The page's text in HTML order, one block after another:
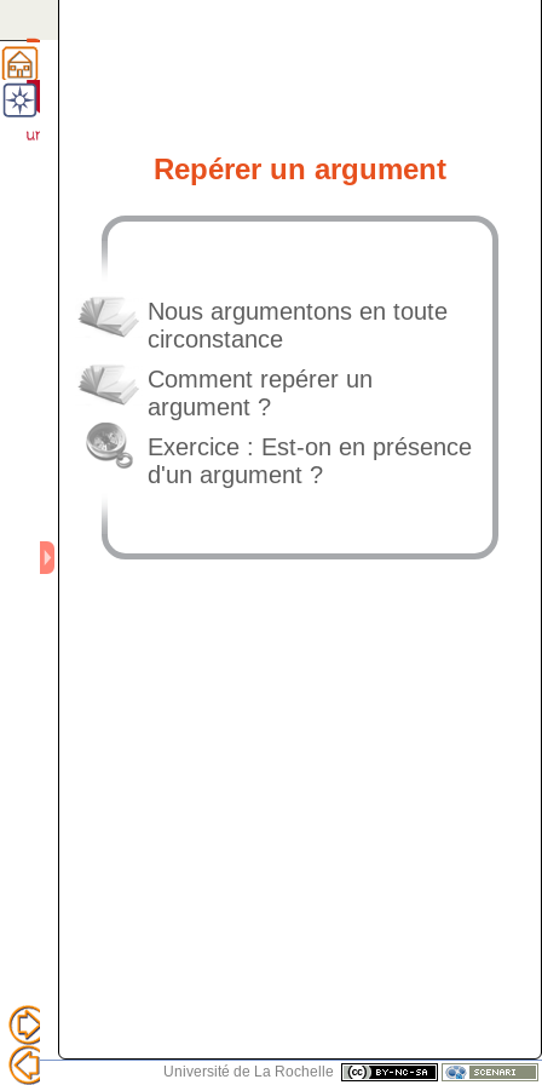
Repérer un argument
Nous argumentons en toute
circonstance
Comment repérer un
argument ?
Exercice : Est-on en présence
d'un argument ?
Université de La Rochelle